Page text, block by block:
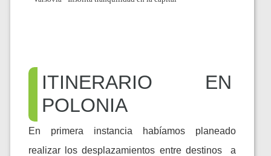
ITINERARIO EN
POLONIA
En primera instancia habíamos planeado
realizar los desplazamientos entre destinos a